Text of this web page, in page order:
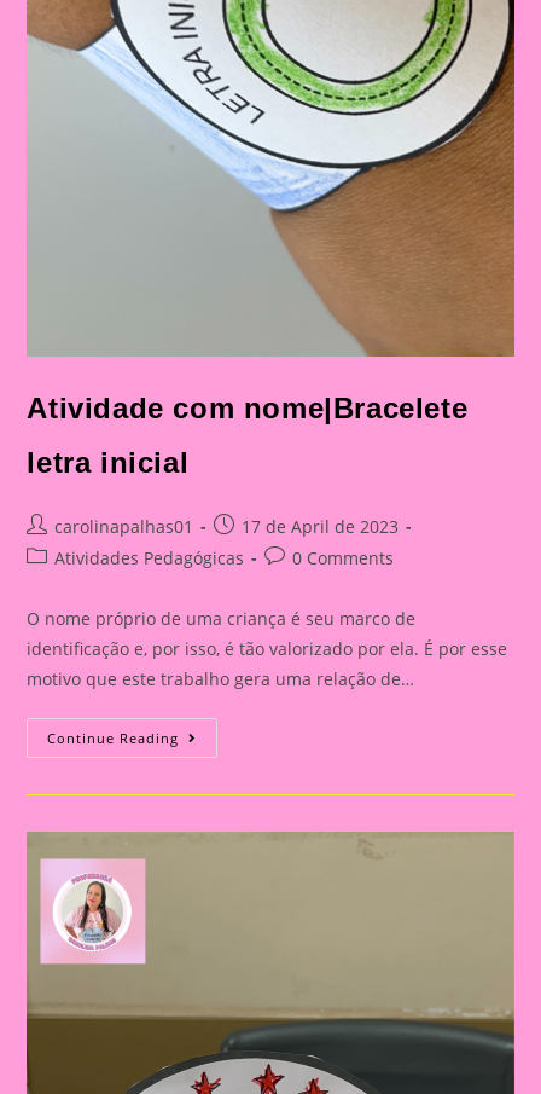
Atividade com nome|Bracelete
letra inicial
Post
author:
carolinapalhas01
Post
published:
17 de April de 2023
PostAtividades Pedagógicas
Post0 Comments
O nome próprio de uma criança é seu marco de
identificação e, por isso, é tão valorizado por ela. É por esse
motivo que este trabalho gera uma relação de…
Continue Reading Atividade
Com
Letra